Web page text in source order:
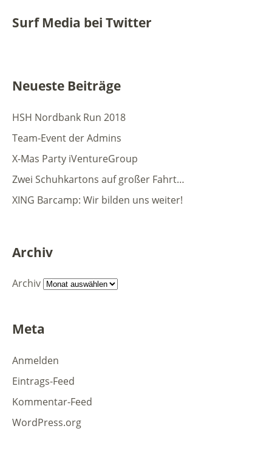
Surf Media bei Twitter
Neueste Beiträge
HSH Nordbank Run 2018
Team-Event der Admins
X-Mas Party iVentureGroup
Zwei Schuhkartons auf großer Fahrt…
XING Barcamp: Wir bilden uns weiter!
Archiv
Archiv
Meta
Anmelden
Eintrags-Feed
Kommentar-Feed
WordPress.org